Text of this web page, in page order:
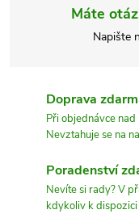
Máte
Napište
Doprava
Při objednávce
Nevztahuje se na
Poradenství
Nevíte si rady? V
kdykoliv k